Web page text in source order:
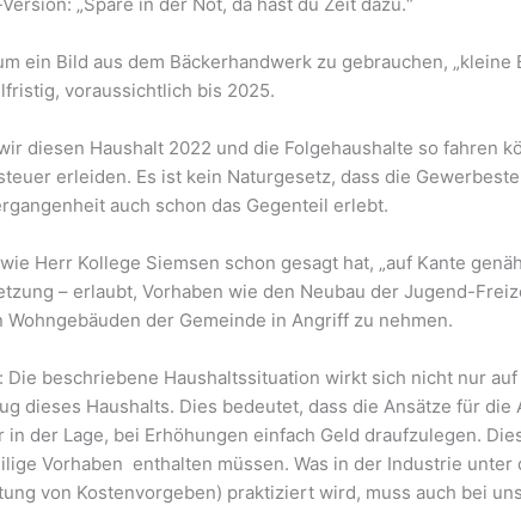
ein Bild aus dem Bäckerhandwerk zu gebrauchen,
voraussichtlich bis 2025.
diesen Haushalt 2022 und die Folgehaushalte so fahren
erleiden. Es ist kein Naturgesetz, dass die
auch schon das Gegenteil erlebt.
Herr Kollege Siemsen schon gesagt hat, „auf Kante
– erlaubt, Vorhaben wie den Neubau der Jugend-
der Gemeinde in Angriff zu nehmen.
Die beschriebene Haushaltssituation wirkt sich nicht nur
dieses Haushalts. Dies bedeutet, dass die Ansätze für
in der Lage, bei Erhöhungen einfach Geld draufzulegen.
Vorhaben enthalten müssen. Was in der Industrie
von Kostenvorgeben) praktiziert wird, muss auch bei